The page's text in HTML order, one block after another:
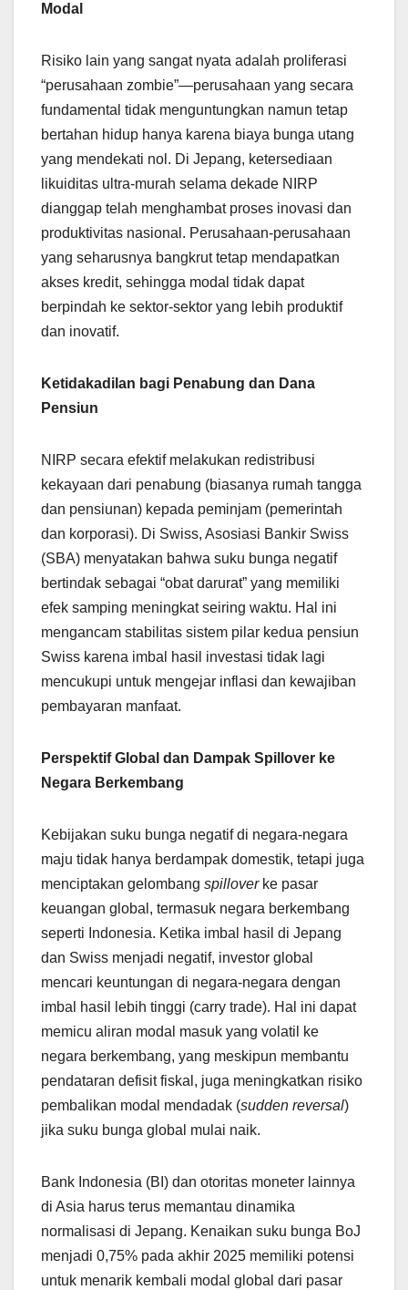
Modal
Risiko lain yang sangat nyata adalah proliferasi
“perusahaan zombie”—perusahaan yang secara
fundamental tidak menguntungkan namun tetap
bertahan hidup hanya karena biaya bunga utang
yang mendekati nol. Di Jepang, ketersediaan
likuiditas ultra-murah selama dekade NIRP
dianggap telah menghambat proses inovasi dan
produktivitas nasional. Perusahaan-perusahaan
yang seharusnya bangkrut tetap mendapatkan
akses kredit, sehingga modal tidak dapat
berpindah ke sektor-sektor yang lebih produktif
dan inovatif.
Ketidakadilan bagi Penabung dan Dana
Pensiun
NIRP secara efektif melakukan redistribusi
kekayaan dari penabung (biasanya rumah tangga
dan pensiunan) kepada peminjam (pemerintah
dan korporasi). Di Swiss, Asosiasi Bankir Swiss
(SBA) menyatakan bahwa suku bunga negatif
bertindak sebagai “obat darurat” yang memiliki
efek samping meningkat seiring waktu. Hal ini
mengancam stabilitas sistem pilar kedua pensiun
Swiss karena imbal hasil investasi tidak lagi
mencukupi untuk mengejar inflasi dan kewajiban
pembayaran manfaat.
Perspektif Global dan Dampak Spillover ke
Negara Berkembang
Kebijakan suku bunga negatif di negara-negara
maju tidak hanya berdampak domestik, tetapi juga
menciptakan gelombang spilloverke pasar
keuangan global, termasuk negara berkembang
seperti Indonesia. Ketika imbal hasil di Jepang
dan Swiss menjadi negatif, investor global
mencari keuntungan di negara-negara dengan
imbal hasil lebih tinggi (carry trade). Hal ini dapat
memicu aliran modal masuk yang volatil ke
negara berkembang, yang meskipun membantu
pendataran defisit fiskal, juga meningkatkan risiko
pembalikan modal mendadak (sudden reversal)
jika suku bunga global mulai naik.
Bank Indonesia (BI) dan otoritas moneter lainnya
di Asia harus terus memantau dinamika
normalisasi di Jepang. Kenaikan suku bunga BoJ
menjadi 0,75% pada akhir 2025 memiliki potensi
untuk menarik kembali modal global dari pasar